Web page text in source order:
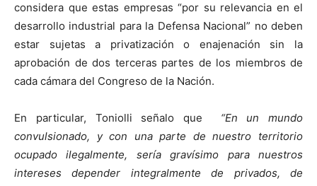
considera que estas empresas “por su relevancia en el
desarrollo industrial para la Defensa Nacional” no deben
estar sujetas a privatización o enajenación sin la
aprobación de dos terceras partes de los miembros de
cada cámara del Congreso de la Nación.
En particular, Toniolli señalo que “En un mundo
convulsionado, y con una parte de nuestro territorio
ocupado ilegalmente, sería gravísimo para nuestros
intereses depender integralmente de privados, de